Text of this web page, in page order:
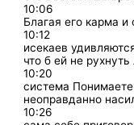
10:06
Благая его карма и
10:12
исекаев
что б ей не
10:20
система
неоправданно
10:26